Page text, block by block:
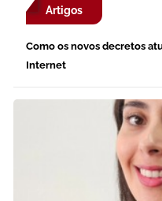
Artigos
Como os novos decretos
Internet